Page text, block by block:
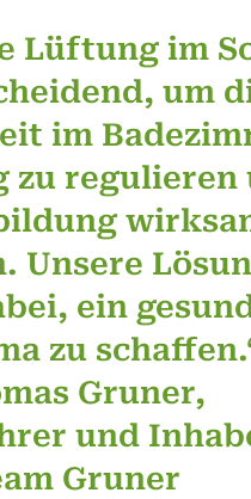
Lüftung im
um
im
zu regulieren
Unsere
ein
zu
Gruner,
und
Gruner